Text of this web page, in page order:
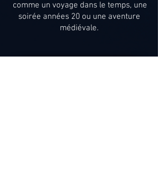
comme un voyage dans le temps, une
soirée années 20 ou une aventure
médiévale.